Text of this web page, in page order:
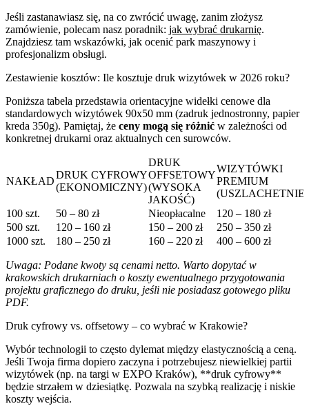
Jeśli zastanawiasz się, na co zwrócić uwagę, zanim złożysz
zamówienie, polecam nasz poradnik: jak wybrać drukarnię.
Znajdziesz tam wskazówki, jak ocenić park maszynowy i
profesjonalizm obsługi.
Zestawienie kosztów: Ile kosztuje druk wizytówek w 2026 roku?
Poniższa tabela przedstawia orientacyjne widełki cenowe dla
standardowych wizytówek 90x50 mm (zadruk jednostronny, papier
kreda 350g). Pamiętaj, że ceny mogą się różnić w zależności od
konkretnej drukarni oraz aktualnych cen surowców.
NAKŁAD
DRUK CYFROWY
(EKONOMICZNY)
DRUK
OFFSETOWY
(WYSOKA
JAKOŚĆ)
WIZYTÓWKI
PREMIUM
100 szt.
50 – 80 zł Nieopłacalne
120 – 180 zł
500 szt.
120 – 160 zł 150 – 200 zł
250 – 350 zł
1000 szt.
180 – 250 zł 160 – 220 zł 400 – 600 zł
Uwaga: Podane kwoty są cenami netto. Warto dopytać w
krakowskich drukarniach o koszty ewentualnego przygotowania
projektu graficznego do druku, jeśli nie posiadasz gotowego pliku
PDF.
Druk cyfrowy vs. offsetowy – co wybrać w Krakowie?
Wybór technologii to często dylemat między elastycznością a ceną.
Jeśli Twoja firma dopiero zaczyna i potrzebujesz niewielkiej partii
wizytówek (np. na targi w EXPO Kraków), **druk cyfrowy**
będzie strzałem w dziesiątkę. Pozwala na szybką realizację i niskie
koszty wejścia.